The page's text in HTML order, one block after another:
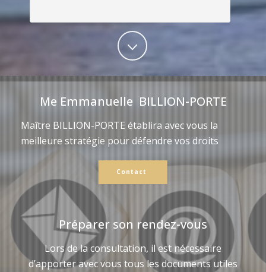
Me Emmanuelle BILLION-PORTE
Maître BILLION-PORTE établira avec vous la
meilleure stratégie pour défendre vos droits
Contact
Préparer son rendez-vous
Lors de la consultation, il est nécessaire
d’apporter avec vous tous les documents utiles